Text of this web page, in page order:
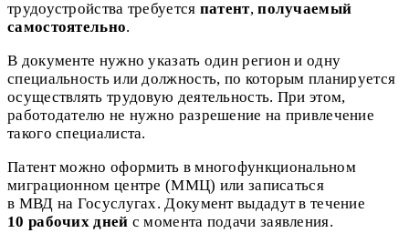
трудоустройства требуется патент,получаемый
самостоятельно.
В документе нужно указать один регион и одну
специальность или должность, по которым планируется
осуществлять трудовую деятельность. При этом,
работодателю не нужно разрешение на привлечение
такого специалиста.
Патент можно оформить в многофункциональном
миграционном центре (ММЦ) или записаться
в МВД на Госуслугах. Документ выдадут в течение
10 рабочих дней с момента подачи заявления.